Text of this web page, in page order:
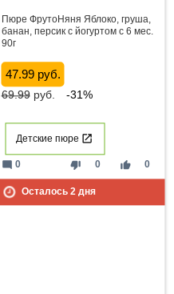
Пюре ФрутоНяня Яблоко, груша,
банан, персик с йогуртом с 6 мес.
90г
47.99 руб.
69.99руб. -31%
Детские пюре
thumb_down 0 thumb_up 0
mode_comment 0
Осталось 2дня